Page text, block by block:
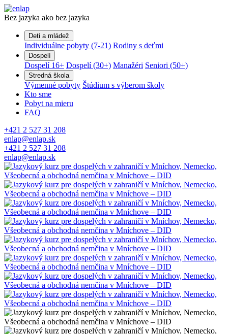
Bez jazyka ako bez jazyka
Deti a mládež
Individuálne pobyty (7-21) Rodiny s deťmi
Dospelí
Dospelí 16+ Dospelí (30+) Manažéri Seniori (50+)
Stredná škola
Výmenné pobyty Štúdium s výberom školy
Kto sme
Pobyt na mieru
FAQ
+421 2 527 31 208
enlap@enlap.sk
+421 2 527 31 208
enlap@enlap.sk